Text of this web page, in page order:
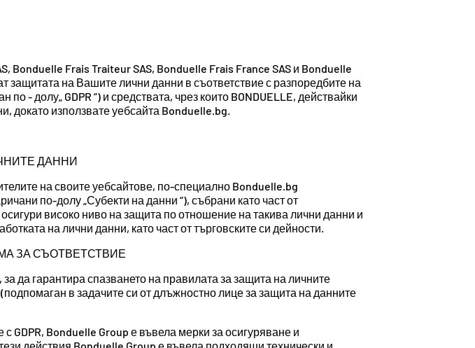
Bonduelle Frais Traiteur SAS, Bonduelle Frais France SAS и Bonduelle
защитата на Вашите лични данни в съответствие с разпоредбите на
- долу„ GDPR “) и средствата, чрез които BONDUELLE, действайки
докато използвате уебсайта Bonduelle.bg.
ДАННИ
на своите уебсайтове, по-специално Bonduelle.bg
по-долу „Субекти на данни “), събрани като част от
високо ниво на защита по отношение на такива лични данни и
на лични данни, като част от търговските си дейности.
ЗА СЪОТВЕТСТВИЕ
да гарантира спазването на правилата за защита на личните
в задачите си от длъжностно лице за защита на данните
GDPR, Bonduelle Group е въвела мерки за осигуряване и